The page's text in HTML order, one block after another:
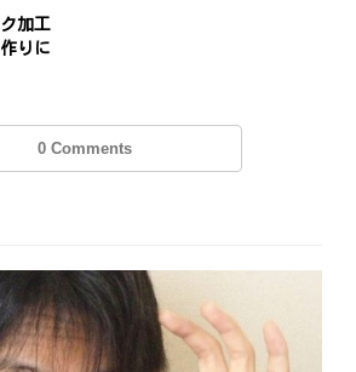
加工
りに
0 Comments